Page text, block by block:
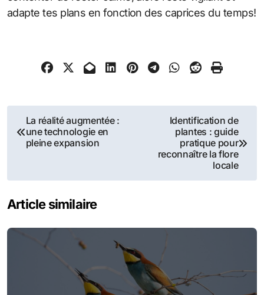
adapte tes plans en fonction des caprices du temps!
Navigation
de
La réalité augmentée :
une technologie en
pleine expansion
Identification de
plantes : guide
pratique pour
reconnaître la flore
locale
Article similaire